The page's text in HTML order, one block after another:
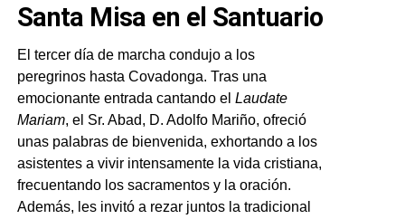
Santa Misa en el Santuario
El tercer día de marcha condujo a los
peregrinos hasta Covadonga. Tras una
emocionante entrada cantando el Laudate
Mariam, el Sr. Abad, D. Adolfo Mariño, ofreció
unas palabras de bienvenida, exhortando a los
asistentes a vivir intensamente la vida cristiana,
frecuentando los sacramentos y la oración.
Además, les invitó a rezar juntos la tradicional